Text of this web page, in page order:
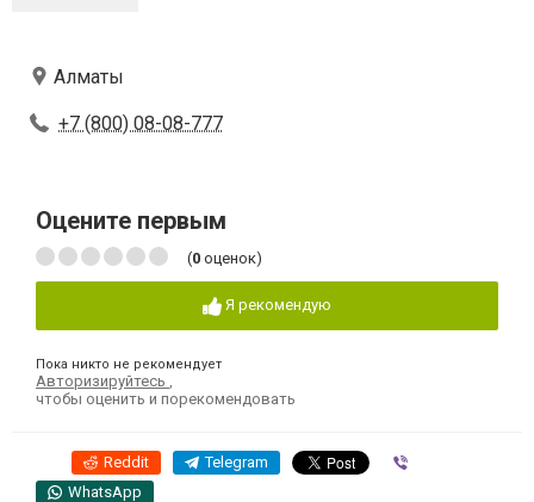
Алматы
+7 (800) 08-08-777
Оцените первым
(0 оценок)
Я рекомендую
Пока никто не рекомендует
Авторизируйтесь
чтобы оценить и порекомендовать
Reddit Telegram
WhatsApp